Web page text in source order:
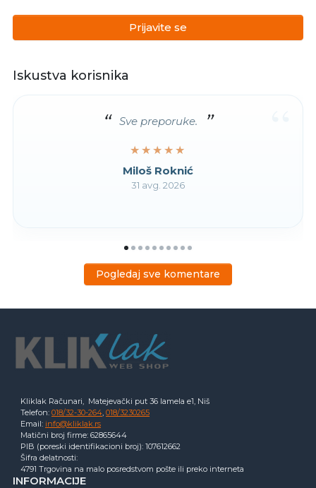
Prijavite se
Iskustva korisnika
Sve preporuke.
★★★★★
★★★★★
Miloš Roknić
31 avg. 2026
Pogledaj sve komentare
Kliklak Računari, Matejevački put 36 lamela e1, Niš
Telefon: 018/32-30-264, 018/3230265
Email: info@kliklak.rs
Matični broj firme: 62865644
PIB (poreski identifikacioni broj): 107612662
Šifra delatnosti:
4791 Trgovina na malo posredstvom pošte ili preko interneta
INFORMACIJE